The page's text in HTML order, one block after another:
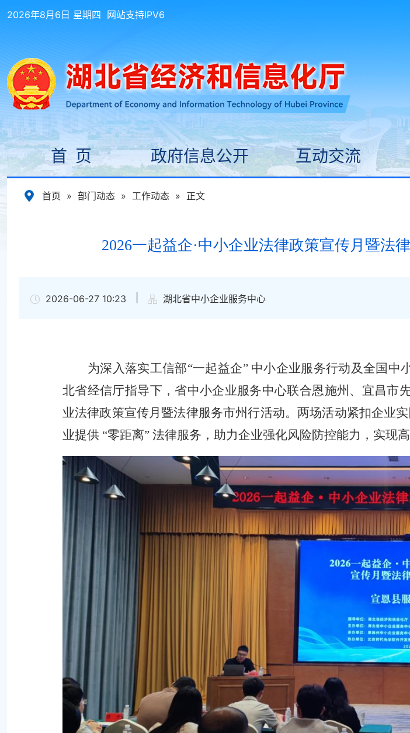
2026年8月6日 星期四 网站支持IPV6
首 页 政府信息公开 互动交流
首页 » 部门动态 » 工作动态 » 正文
2026一起益企·中小企业法律政策宣传月暨法
2026-06-27 10:23 湖北省中小企业服务中心
为深入落实工信部“一起益企” 中小企业服务行动及全国中
北省经信厅指导下，省中小企业服务中心联合恩施州、宜昌市
业法律政策宣传月暨法律服务市州行活动。两场活动紧扣企业
业提供 “零距离” 法律服务，助力企业强化风险防控能力，实现高